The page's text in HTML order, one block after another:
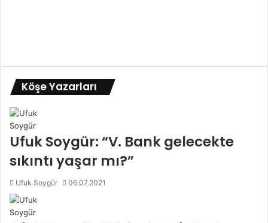
Köşe Yazarları
Ufuk Soygür: “V. Bank gelecekte
sıkıntı yaşar mı?”
Ufuk Soygür 06.07.2021